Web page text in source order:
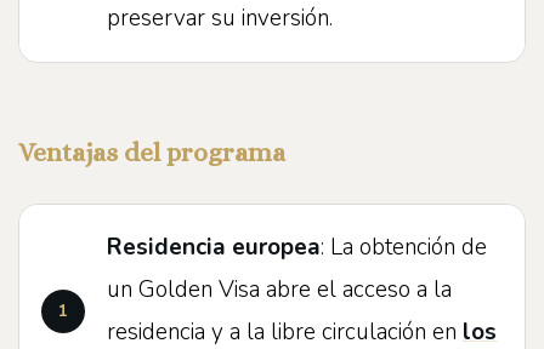
preservar su inversión.
Ventajas del programa
Residencia europea: La obtención de
un Golden Visa abre el acceso a la
residencia y a la libre circulación en los